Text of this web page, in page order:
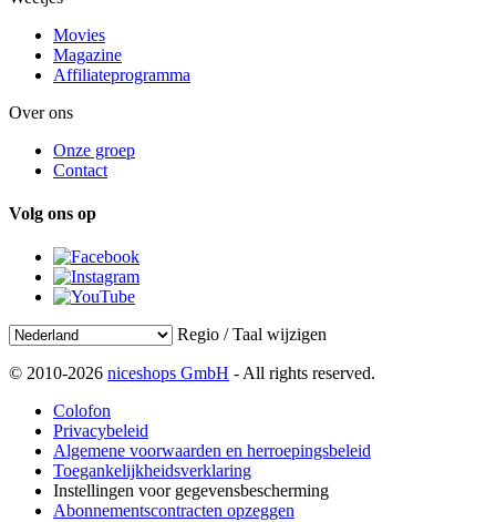
Movies
Magazine
Affiliateprogramma
Over ons
Onze groep
Contact
Volg ons op
Regio / Taal wijzigen
© 2010-2026 niceshops GmbH - All rights reserved.
Colofon
Privacybeleid
Algemene voorwaarden en herroepingsbeleid
Toegankelijkheidsverklaring
Instellingen voor gegevensbescherming
Abonnementscontracten opzeggen